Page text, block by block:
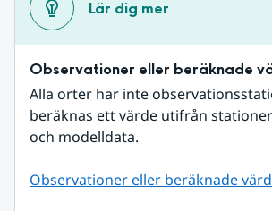
Lär dig mer
Observationer eller beräknade
Alla orter har inte
beräknas ett värde utifrån
och modelldata.
Observationer eller beräknade